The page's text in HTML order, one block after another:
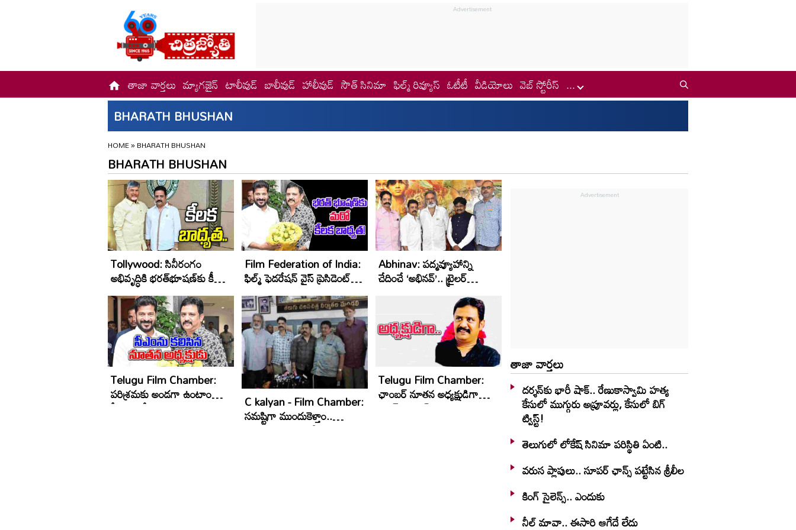
తాజా వార్తలు మ్యాగజైన్ టాలీవుడ్ బాలీవుడ్ హాలీవుడ్ సౌత్ సినిమా ఫిల్మ్ రివ్యూస్ ఓటీటీ వీడియోలు వెబ్ స్టోరీస్ ...
BHARATH BHUSHAN
HOME»BHARATH BHUSHAN
BHARATH BHUSHAN
Tollywood: సినీరంగం
అభివృద్ధికి భరత్‌భూషణ్‌కు కీలక
పదవి..
Film Federation of India:
ఫిల్మ్ ఫెడరేషన్ వైస్ ప్రెసిడెంట్
గా...
Abhinav: పద్మవ్యూహాన్ని
చేదించే ‘అభినవ్’.. ట్రైలర్
Telugu Film Chamber:
పరిశ్రమకు అండగా ఉంటాం
సీఎం హామీ! C kalyan - Film Chamber:
సమష్టిగా ముందుకెళ్తాం..
సమస్యలు పరిష్కరిస్తాం!
Telugu Film Chamber:
ఛాంబర్‌ నూతన అధ్యక్షుడిగా
భరత్ భూషణ్‌!
తాజా వార్తలు
దర్శన్‌కు భారీ షాక్.. రేణుకాస్వామి హత్య
కేసులో ముగ్గురు అప్రూవర్లు, కేసులో బిగ్
ట్విస్ట్!
తెలుగులో లోకేష్ సినిమా పరిస్థితి ఏంటి..
వరుస ప్లాపులు.. సూపర్ ఛాన్స్ పట్టేసిన శ్రీలీల
కింగ్ సైలెన్స్.. ఎందుకు
నీల్ మావా.. ఈసారి ఆగేదే లేదు